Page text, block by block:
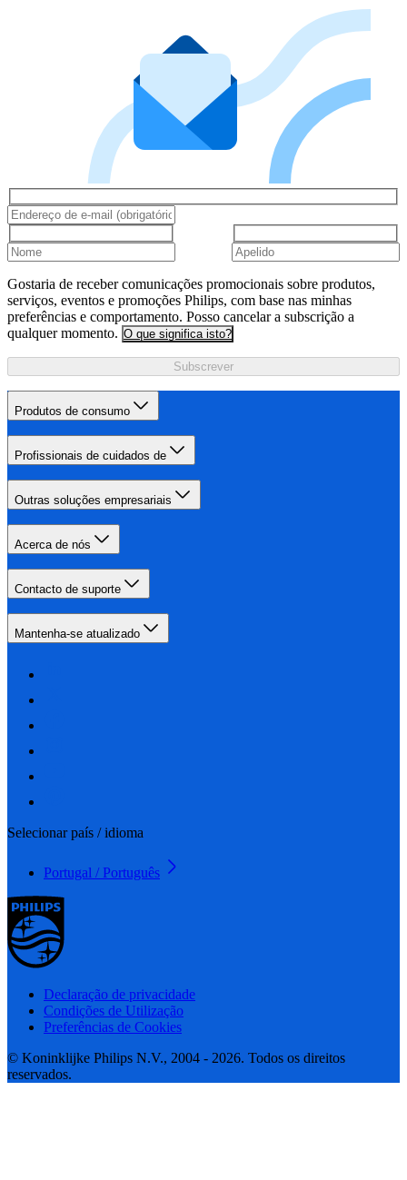
Gostaria de receber comunicações promocionais sobre produtos,
serviços, eventos e promoções Philips, com base nas minhas
preferências e comportamento. Posso cancelar a subscrição a
qualquer momento. O que significa isto?
Subscrever
Produtos de consumo
Profissionais de cuidados de
Outras soluções empresariais
Acerca de nós
Contacto de suporte
Mantenha-se atualizado
Selecionar país / idioma
Portugal / Português
Declaração de privacidade
Condições de Utilização
Preferências de Cookies
© Koninklijke Philips N.V., 2004 - 2026. Todos os direitos
reservados.